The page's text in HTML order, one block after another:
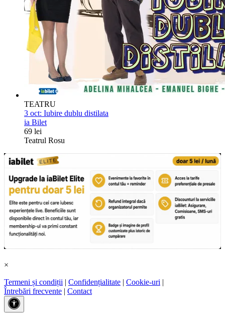
TEATRU
3 oct: Iubire dublu distilata
ia Bilet
69 lei
Teatrul Rosu
×
Termeni și condiții | Confidențialitate | Cookie-uri |
Întrebări frecvente | Contact